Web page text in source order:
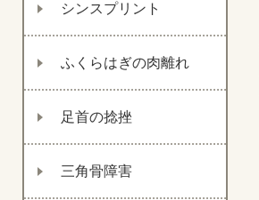
シンスプリント
ふくらはぎの肉離れ
足首の捻挫
三角骨障害